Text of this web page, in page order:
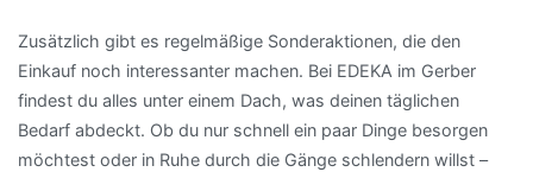
Zusätzlich gibt es regelmäßige Sonderaktionen, die den
Einkauf noch interessanter machen. Bei EDEKA im Gerber
findest du alles unter einem Dach, was deinen täglichen
Bedarf abdeckt. Ob du nur schnell ein paar Dinge besorgen
möchtest oder in Ruhe durch die Gänge schlendern willst –